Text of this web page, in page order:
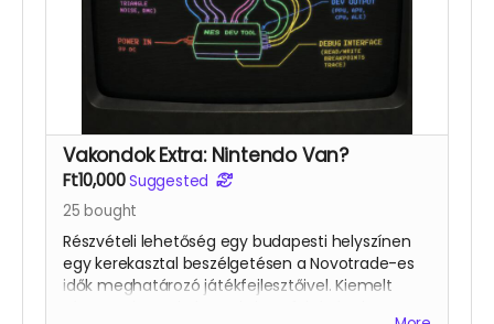
Vakondok Extra: Nintendo Van?
Ft10,000Suggested
25 bought
Részvételi lehetőség egy budapesti helyszínen
egy kerekasztal beszélgetésen a Novotrade-es
idők meghatározó játékfejlesztőivel. Kiemelt